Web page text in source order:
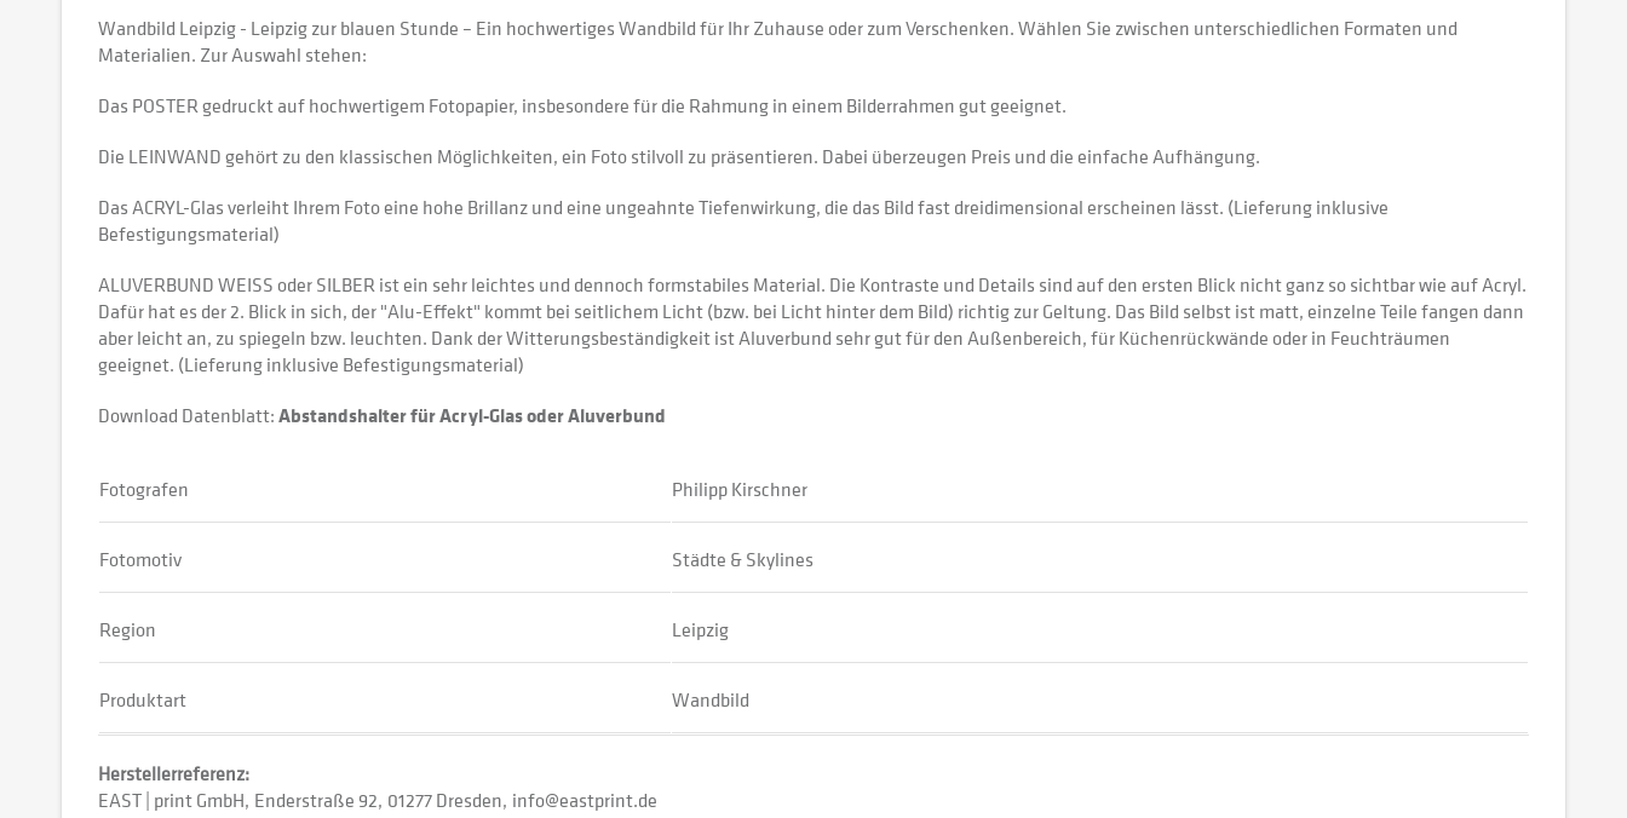
Wandbild Leipzig - Leipzig zur blauen Stunde – Ein hochwertiges Wandbild für Ihr Zuhause oder zum Verschenken. Wählen Sie zwischen unterschiedlichen Formaten und
Materialien. Zur Auswahl stehen:
Das POSTER gedruckt auf hochwertigem Fotopapier, insbesondere für die Rahmung in einem Bilderrahmen gut geeignet.
Die LEINWAND gehört zu den klassischen Möglichkeiten, ein Foto stilvoll zu präsentieren. Dabei überzeugen Preis und die einfache Aufhängung.
Das ACRYL-Glas verleiht Ihrem Foto eine hohe Brillanz und eine ungeahnte Tiefenwirkung, die das Bild fast dreidimensional erscheinen lässt. (Lieferung inklusive
Befestigungsmaterial)
ALUVERBUND WEISS oder SILBER ist ein sehr leichtes und dennoch formstabiles Material. Die Kontraste und Details sind auf den ersten Blick nicht ganz so sichtbar wie auf Acryl.
Dafür hat es der 2. Blick in sich, der "Alu-Effekt" kommt bei seitlichem Licht (bzw. bei Licht hinter dem Bild) richtig zur Geltung. Das Bild selbst ist matt, einzelne Teile fangen dann
aber leicht an, zu spiegeln bzw. leuchten. Dank der Witterungsbeständigkeit ist Aluverbund sehr gut für den Außenbereich, für Küchenrückwände oder in Feuchträumen
geeignet. (Lieferung inklusive Befestigungsmaterial)
Download Datenblatt:Abstandshalter für Acryl-Glas oder Aluverbund
Fotografen Philipp Kirschner
Fotomotiv Städte & Skylines
Region Leipzig
Produktart Wandbild
Herstellerreferenz:
EAST | print GmbH Enderstraße 92 01277 Dresden info@eastprint.de